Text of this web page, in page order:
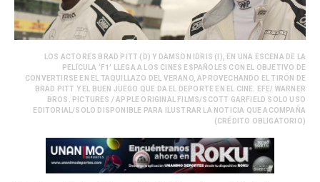
LOS ACTORES BRAD PITT (D) Y DAMSON IDRIS (I), EN UNA ESCENA DE LA
PELÍCULA ‘F1’ LLEGA A LOS CINES ESPAÑOLES CON EL OBJETIVO DE
CONVERTIRSE EN EL TAQUILLAZO DEL VERANO, APROVECHANDO EL TIRÓN DE
BRAD PITT Y EL BUEN JUEGO QUE DA EL DEPORTE EN EL CINE. EFE/ WARNER
BROS. PICTURES / APPLE ORIGINAL FILMS/SCOTT GARFIELD SOLO USO
EDITORIAL/SOLO DISPONIBLE PARA ILUSTRAR LA NOTICIA QUE ACOMPAÑA
(CRÉDITO OBLIGATORIO)